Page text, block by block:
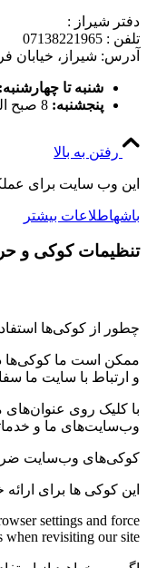
دفتر شیراز :
تلفن : 07138221965
آدرس: شیراز، خیابان فرزدقی
شنبه تا چهارشنبه:
پنجشنبه: 8 صبح الی 4 بعدازظهر
رفتن به بالا
این وب سایت برای
باشهاطلاعات بیشتر
تنظیمات کوکی و
چطور از کوکی‌ها
ممکن است ما کوکی‌ها در
و ارتباط با سایت ما
با کلیک روی عنوان‌های
وب‌سایت‌های ما و
کوکی‌های وب‌سایت
این کوکی ها برای
settings and force
revisiting our site.